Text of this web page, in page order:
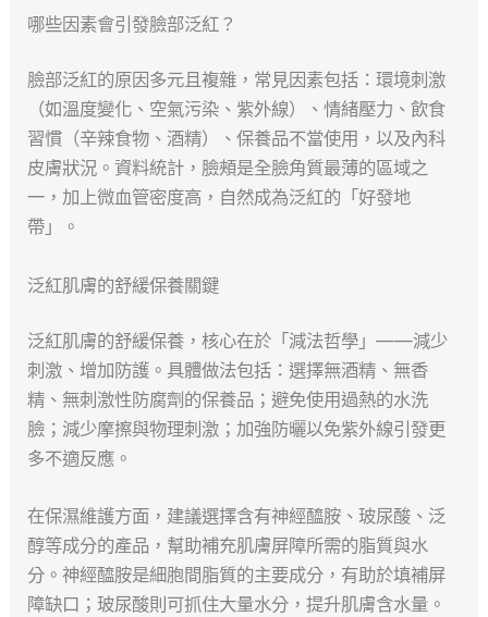
哪些因素會引發臉部泛紅？
臉部泛紅的原因多元且複雜，常見因素包括：環境刺激
（如溫度變化、空氣污染、紫外線）、情緒壓力、飲食
習慣（辛辣食物、酒精）、保養品不當使用，以及內科
皮膚狀況。資料統計，臉頰是全臉角質最薄的區域之
一，加上微血管密度高，自然成為泛紅的「好發地
帶」。
泛紅肌膚的舒緩保養關鍵
泛紅肌膚的舒緩保養，核心在於「減法哲學」——減少
刺激、增加防護。具體做法包括：選擇無酒精、無香
精、無刺激性防腐劑的保養品；避免使用過熱的水洗
臉；減少摩擦與物理刺激；加強防曬以免紫外線引發更
多不適反應。
在保濕維護方面，建議選擇含有神經醯胺、玻尿酸、泛
醇等成分的產品，幫助補充肌膚屏障所需的脂質與水
分。神經醯胺是細胞間脂質的主要成分，有助於填補屏
障缺口；玻尿酸則可抓住大量水分，提升肌膚含水量。